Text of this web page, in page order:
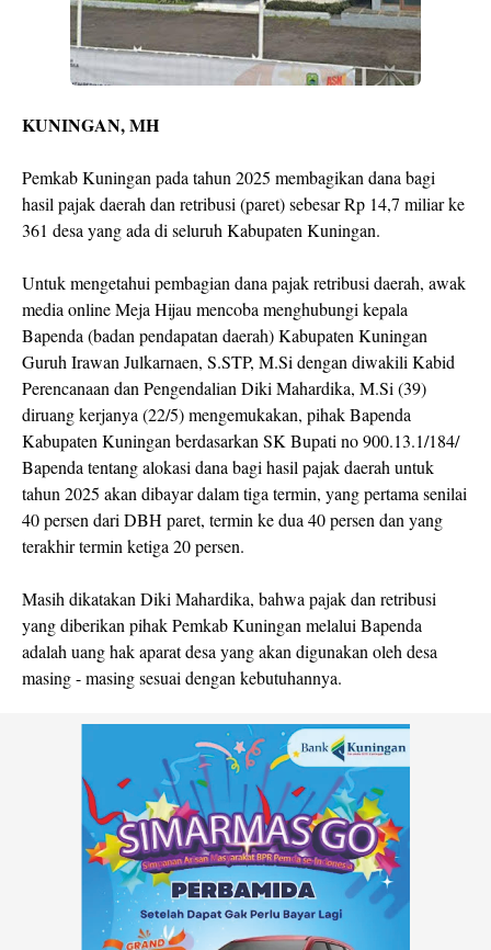
KUNINGAN, MH
Pemkab Kuningan pada tahun 2025 membagikan dana bagi
hasil pajak daerah dan retribusi (paret) sebesar Rp 14,7 miliar ke
361 desa yang ada di seluruh Kabupaten Kuningan.
Untuk mengetahui pembagian dana pajak retribusi daerah, awak
media online Meja Hijau mencoba menghubungi kepala
Bapenda (badan pendapatan daerah) Kabupaten Kuningan
Guruh Irawan Julkarnaen, S.STP, M.Si dengan diwakili Kabid
Perencanaan dan Pengendalian Diki Mahardika, M.Si (39)
diruang kerjanya (22/5) mengemukakan, pihak Bapenda
Kabupaten Kuningan berdasarkan SK Bupati no 900.13.1/184/
Bapenda tentang alokasi dana bagi hasil pajak daerah untuk
tahun 2025 akan dibayar dalam tiga termin, yang pertama senilai
40 persen dari DBH paret, termin ke dua 40 persen dan yang
terakhir termin ketiga 20 persen.
Masih dikatakan Diki Mahardika, bahwa pajak dan retribusi
yang diberikan pihak Pemkab Kuningan melalui Bapenda
adalah uang hak aparat desa yang akan digunakan oleh desa
masing - masing sesuai dengan kebutuhannya.